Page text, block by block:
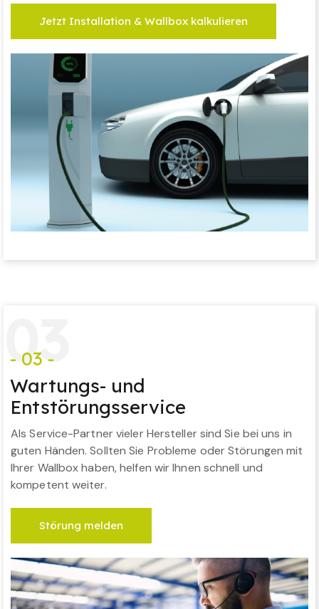
Jetzt Installation & Wallbox kalkulieren
03
- 03 -
Wartungs- und
Entstörungsservice
Als Service-Partner vieler Hersteller sind Sie bei uns in
guten Händen. Sollten Sie Probleme oder Störungen mit
Ihrer Wallbox haben, helfen wir Ihnen schnell und
kompetent weiter.
Störung melden